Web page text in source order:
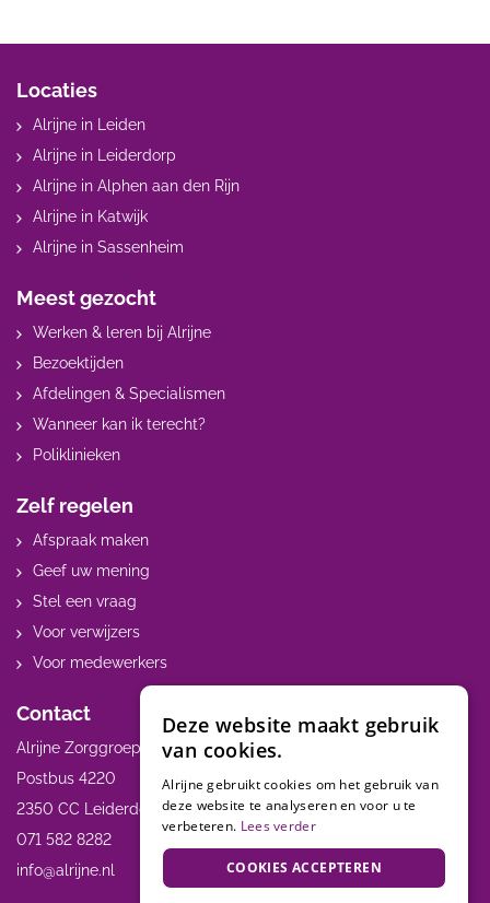
Locaties
Alrijne in Leiden
Alrijne in Leiderdorp
Alrijne in Alphen aan den Rijn
Alrijne in Katwijk
Alrijne in Sassenheim
Meest gezocht
Werken & leren bij Alrijne
Bezoektijden
Afdelingen & Specialismen
Wanneer kan ik terecht?
Poliklinieken
Zelf regelen
Afspraak maken
Geef uw mening
Stel een vraag
Voor verwijzers
Voor medewerkers
Contact
Alrijne Zorggroep
Postbus 4220
2350 CC Leiderdorp
071 582 8282
info@alrijne.nl
Deze website maakt gebruik
van cookies.
Alrijne gebruikt cookies om het gebruik van
deze website te analyseren en voor u te
verbeteren. Lees verder
COOKIES ACCEPTEREN